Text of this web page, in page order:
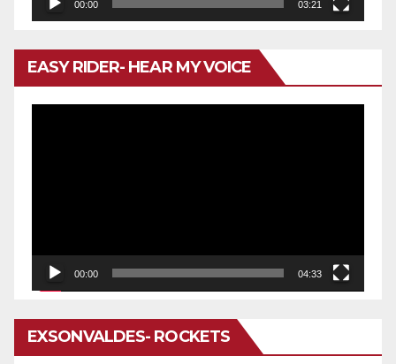
00:00 03:21
EASY RIDER- HEAR MY VOICE
00:00 04:33
EXSONVALDES- ROCKETS